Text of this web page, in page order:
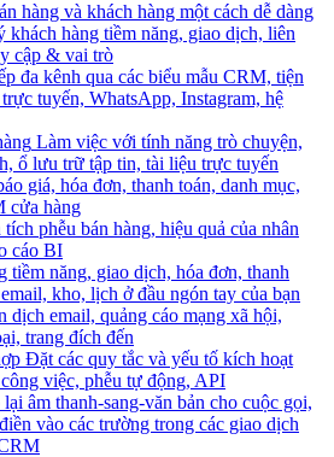
hàng và khách hàng một cách dễ dàng
khách hàng tiềm năng, giao dịch, liên
cập & vai trò
đa kênh qua các biểu mẫu CRM, tiện
tuyến, WhatsApp, Instagram, hệ
Làm việc với tính năng trò chuyện,
ổ lưu trữ tập tin, tài liệu trực tuyến
giá, hóa đơn, thanh toán, danh mục,
cửa hàng
tích phễu bán hàng, hiệu quả của nhân
cáo BI
tiềm năng, giao dịch, hóa đơn, thanh
kho, lịch ở đầu ngón tay của bạn
dịch email, quảng cáo mạng xã hội,
trang đích đến
Đặt các quy tắc và yếu tố kích hoạt
việc, phễu tự động, API
lại âm thanh-sang-văn bản cho cuộc gọi,
vào các trường trong các giao dịch